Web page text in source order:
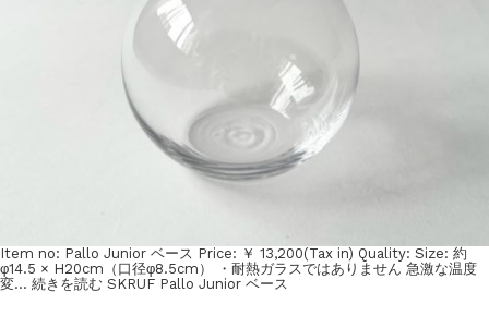
Item no: Pallo Junior ベース Price: ￥ 13,200(Tax in) Quality: Size: 約
φ14.5 × H20cm（口径φ8.5cm） ・耐熱ガラスではありません 急激な温度
変… 続きを読む SKRUF Pallo Junior ベース